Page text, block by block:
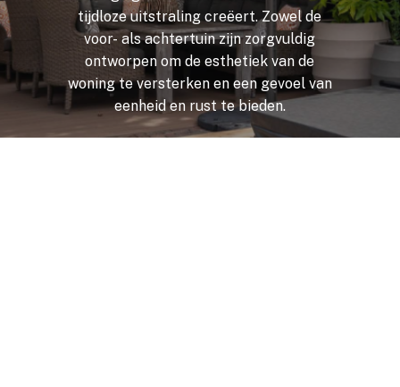
tijdloze uitstraling creëert. Zowel de
voor- als achtertuin zijn zorgvuldig
ontworpen om de esthetiek van de
woning te versterken en een gevoel van
eenheid en rust te bieden.